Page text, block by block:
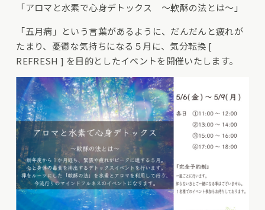
「アロマと水素で心身デトックス ～軟酥の法とは～」
「五月病」という言葉があるように、だんだんと疲れが
たまり、憂鬱な気持ちになる５月に、気分転換 [
REFRESH ] を目的としたイベントを開催いたします。